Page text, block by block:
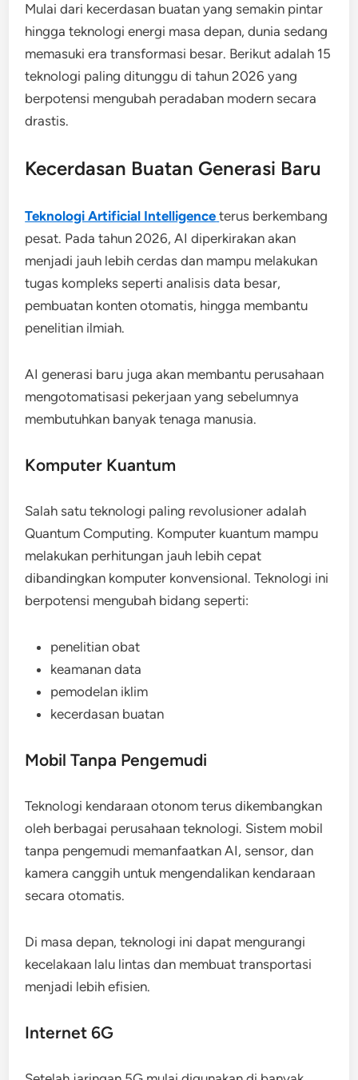
Mulai dari kecerdasan buatan yang semakin pintar
hingga teknologi energi masa depan, dunia sedang
memasuki era transformasi besar. Berikut adalah 15
teknologi paling ditunggu di tahun 2026 yang
berpotensi mengubah peradaban modern secara
drastis.
Kecerdasan Buatan Generasi Baru
Teknologi Artificial Intelligence terus berkembang
pesat. Pada tahun 2026, AI diperkirakan akan
menjadi jauh lebih cerdas dan mampu melakukan
tugas kompleks seperti analisis data besar,
pembuatan konten otomatis, hingga membantu
penelitian ilmiah.
AI generasi baru juga akan membantu perusahaan
mengotomatisasi pekerjaan yang sebelumnya
membutuhkan banyak tenaga manusia.
Komputer Kuantum
Salah satu teknologi paling revolusioner adalah
Quantum Computing. Komputer kuantum mampu
melakukan perhitungan jauh lebih cepat
dibandingkan komputer konvensional. Teknologi ini
berpotensi mengubah bidang seperti:
penelitian obat
keamanan data
pemodelan iklim
kecerdasan buatan
Mobil Tanpa Pengemudi
Teknologi kendaraan otonom terus dikembangkan
oleh berbagai perusahaan teknologi. Sistem mobil
tanpa pengemudi memanfaatkan AI, sensor, dan
kamera canggih untuk mengendalikan kendaraan
secara otomatis.
Di masa depan, teknologi ini dapat mengurangi
kecelakaan lalu lintas dan membuat transportasi
menjadi lebih efisien.
Internet 6G